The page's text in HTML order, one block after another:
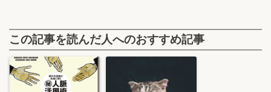
この記事を読んだ人へのおすすめ記事